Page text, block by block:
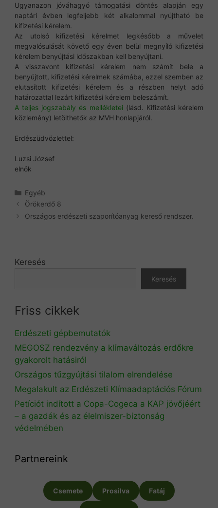
Ugyanazon jóváhagyó támogatási döntés alapján egy
naptári évben legfeljebb két alkalommal nyújtható be
kifizetési kérelem.
Az utolsó kifizetési kérelmet legkésőbb a művelet
megvalósulását követő egy éven belül megnyíló kifizetési
kérelem benyújtási időszakban kell benyújtani.
A visszavont kifizetési kérelem nem számít bele a
benyújtott, kifizetési kérelmek számába, ezzel szemben az
elutasított kifizetési kérelem és a részben helyt adó
határozattal lezárt kifizetési kérelem beleszámít.
A teljes jogszabály és mellékletei (lásd. Kifizetési kérelem
közlemény) letölthetők az MVH honlapjáról.
Erdészüdvözlettel:
Luzsi József
elnök
Kategória
Egyéb
Örökerdő 8
Országos erdészeti szaporítóanyag kereső rendszer.
Keresés
Keresés
Friss cikkek
Erdészeti gépbemutatók
MEGOSZ rendezvény a klímaváltozás erdőkre
gyakorolt hatásiról
Országos tűzgyújtási tilalom elrendelése
Megalakult az Erdészeti Klímaadaptációs Fórum
Petíciót indított a Copa-Cogeca a KAP jövőjéért
– a gazdák és az élelmiszer-biztonság
védelmében
Partnereink
Csemete Prosilva Fatáj